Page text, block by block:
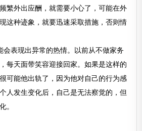
繁外出应酬，就需要小心了，可能在外
这种迹象，就要迅速采取措施，否则情
会表现出异常的热情。以前从不做家务
每天面带笑容迎接回家。如果是这样的
可能他出轨了，因为他对自己的行为感
人发生变化后，自己是无法察觉的，但
。